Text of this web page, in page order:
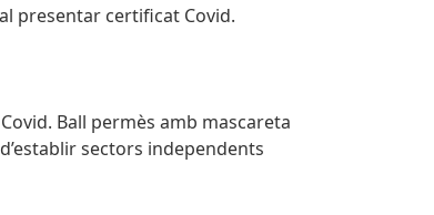
presentar certificat Covid.
Ball permès amb mascareta
sectors independents